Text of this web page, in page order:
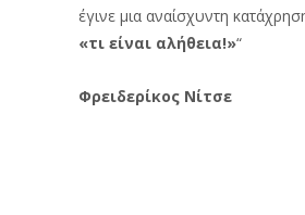
έγινε μια αναίσχυντη
«τι είναι αλήθεια!»“
Φρειδερίκος Νίτσε